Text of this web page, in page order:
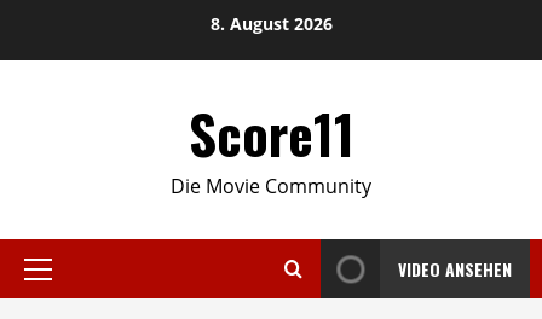
8. August 2026
Score11
Die Movie Community
Primary
VIDEO ANSEHEN